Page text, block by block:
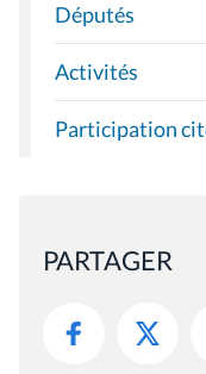
Députés
Activités
Participation
PARTAGER